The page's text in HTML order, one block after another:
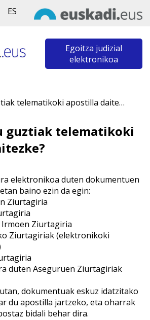
ES
Egoitza judizial
elektronikoa
telematikoki apostilla daitezke?
guztiak telematikoki
elektronikoa duten dokumentuen
baino ezin da egin:
Ziurtagiria
Irmoen Ziurtagiria
Ziurtagiriak (elektronikoki
duten Aseguruen Ziurtagiriak
dokumentuak eskuz idatzitako
du apostilla jartzeko, eta oharrak
bidali behar dira.